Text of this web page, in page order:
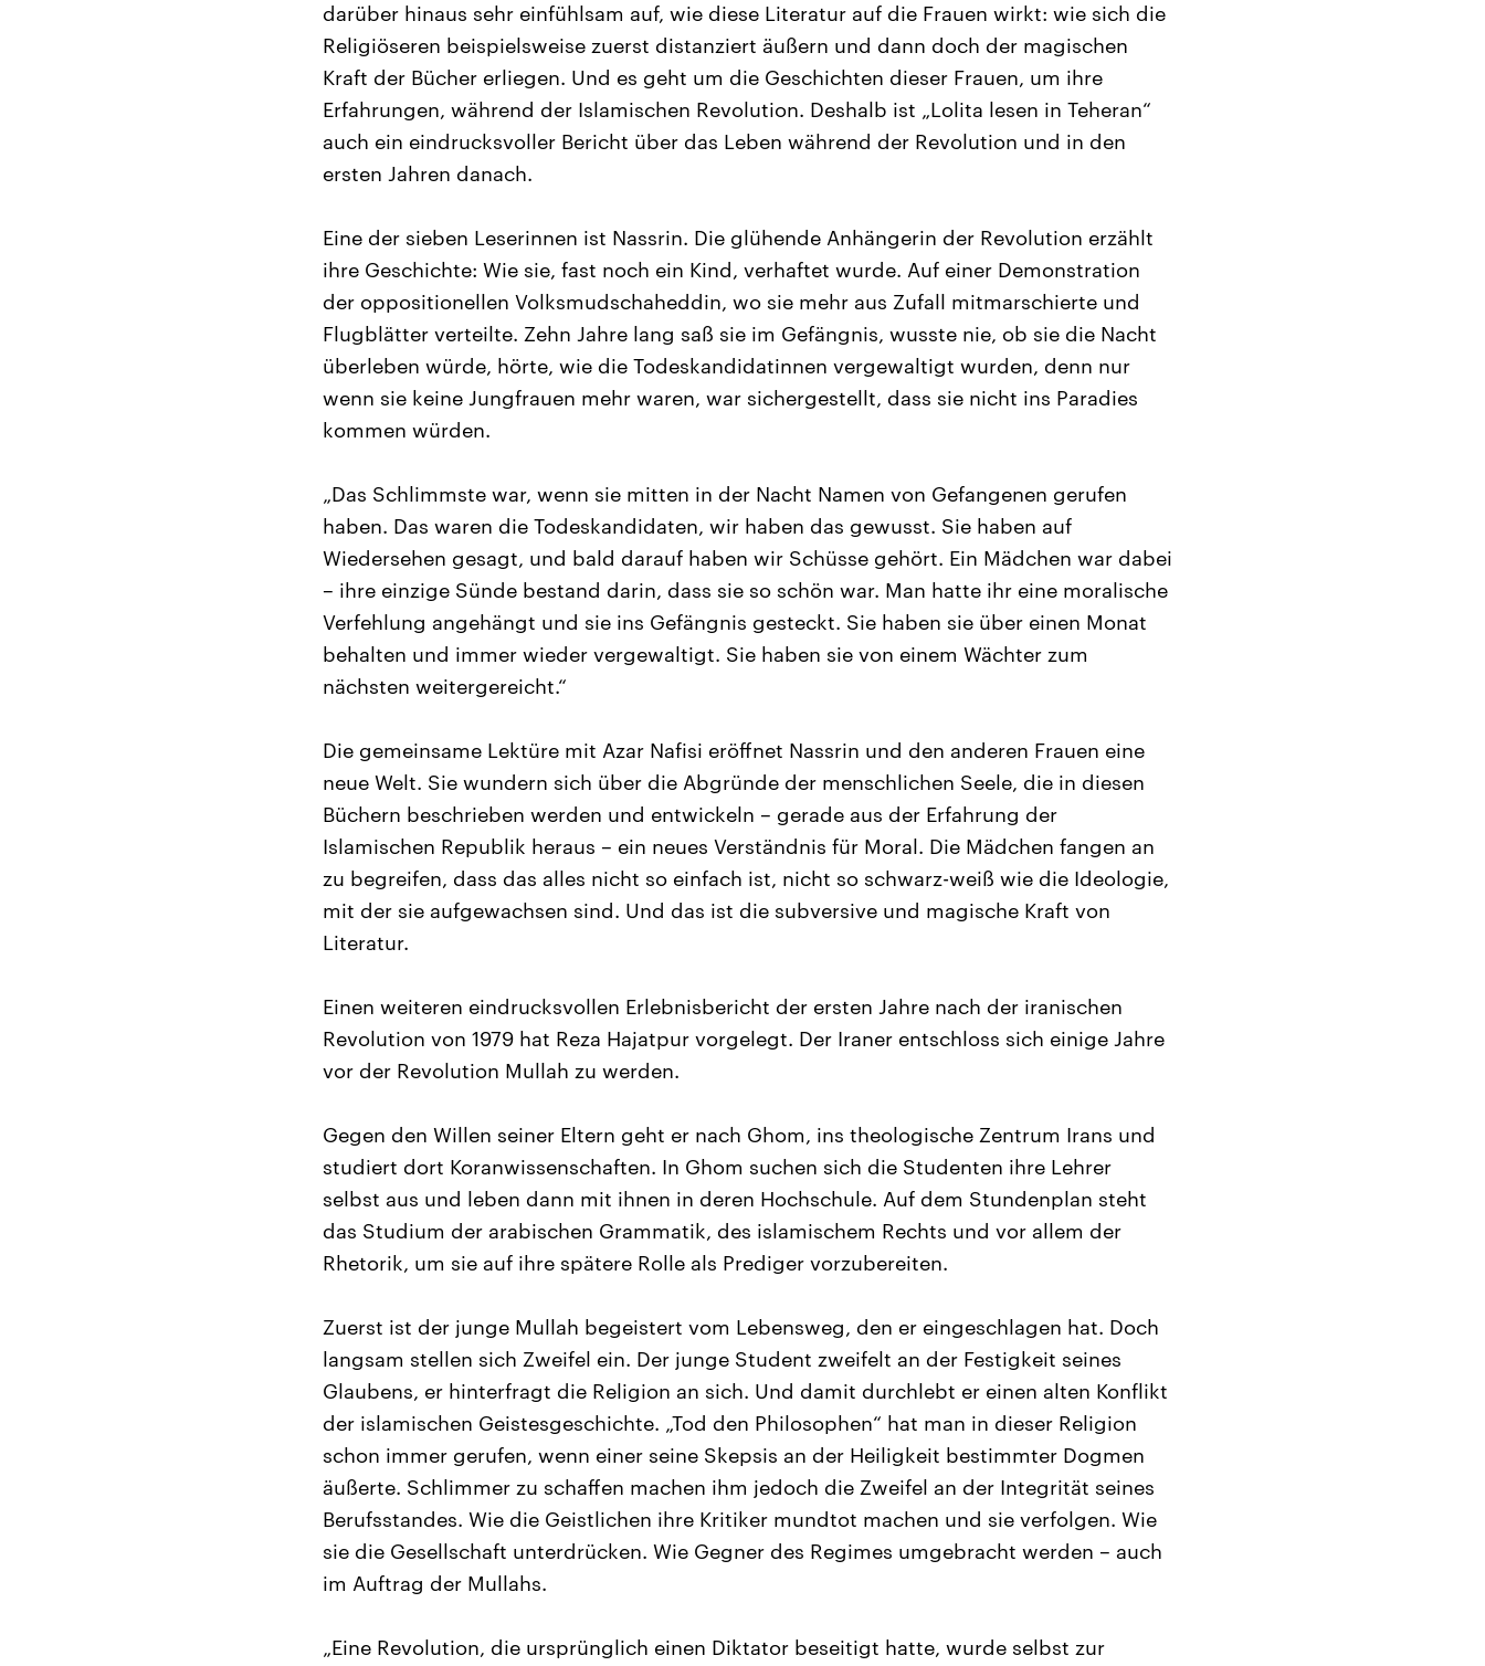
darüber hinaus sehr einfühlsam auf, wie diese Literatur auf die Frauen wirkt: wie sich die
Religiöseren beispielsweise zuerst distanziert äußern und dann doch der magischen
Kraft der Bücher erliegen. Und es geht um die Geschichten dieser Frauen, um ihre
Erfahrungen, während der Islamischen Revolution. Deshalb ist „Lolita lesen in Teheran“
auch ein eindrucksvoller Bericht über das Leben während der Revolution und in den
ersten Jahren danach.
Eine der sieben Leserinnen ist Nassrin. Die glühende Anhängerin der Revolution erzählt
ihre Geschichte: Wie sie, fast noch ein Kind, verhaftet wurde. Auf einer Demonstration
der oppositionellen Volksmudschaheddin, wo sie mehr aus Zufall mitmarschierte und
Flugblätter verteilte. Zehn Jahre lang saß sie im Gefängnis, wusste nie, ob sie die Nacht
überleben würde, hörte, wie die Todeskandidatinnen vergewaltigt wurden, denn nur
wenn sie keine Jungfrauen mehr waren, war sichergestellt, dass sie nicht ins Paradies
kommen würden.
„Das Schlimmste war, wenn sie mitten in der Nacht Namen von Gefangenen gerufen
haben. Das waren die Todeskandidaten, wir haben das gewusst. Sie haben auf
Wiedersehen gesagt, und bald darauf haben wir Schüsse gehört. Ein Mädchen war dabei
– ihre einzige Sünde bestand darin, dass sie so schön war. Man hatte ihr eine moralische
Verfehlung angehängt und sie ins Gefängnis gesteckt. Sie haben sie über einen Monat
behalten und immer wieder vergewaltigt. Sie haben sie von einem Wächter zum
nächsten weitergereicht.“
Die gemeinsame Lektüre mit Azar Nafisi eröffnet Nassrin und den anderen Frauen eine
neue Welt. Sie wundern sich über die Abgründe der menschlichen Seele, die in diesen
Büchern beschrieben werden und entwickeln – gerade aus der Erfahrung der
Islamischen Republik heraus – ein neues Verständnis für Moral. Die Mädchen fangen an
zu begreifen, dass das alles nicht so einfach ist, nicht so schwarz-weiß wie die Ideologie,
mit der sie aufgewachsen sind. Und das ist die subversive und magische Kraft von
Literatur.
Einen weiteren eindrucksvollen Erlebnisbericht der ersten Jahre nach der iranischen
Revolution von 1979 hat Reza Hajatpur vorgelegt. Der Iraner entschloss sich einige Jahre
vor der Revolution Mullah zu werden.
Gegen den Willen seiner Eltern geht er nach Ghom, ins theologische Zentrum Irans und
studiert dort Koranwissenschaften. In Ghom suchen sich die Studenten ihre Lehrer
selbst aus und leben dann mit ihnen in deren Hochschule. Auf dem Stundenplan steht
das Studium der arabischen Grammatik, des islamischem Rechts und vor allem der
Rhetorik, um sie auf ihre spätere Rolle als Prediger vorzubereiten.
Zuerst ist der junge Mullah begeistert vom Lebensweg, den er eingeschlagen hat. Doch
langsam stellen sich Zweifel ein. Der junge Student zweifelt an der Festigkeit seines
Glaubens, er hinterfragt die Religion an sich. Und damit durchlebt er einen alten Konflikt
der islamischen Geistesgeschichte. „Tod den Philosophen“ hat man in dieser Religion
schon immer gerufen, wenn einer seine Skepsis an der Heiligkeit bestimmter Dogmen
äußerte. Schlimmer zu schaffen machen ihm jedoch die Zweifel an der Integrität seines
Berufsstandes. Wie die Geistlichen ihre Kritiker mundtot machen und sie verfolgen. Wie
sie die Gesellschaft unterdrücken. Wie Gegner des Regimes umgebracht werden – auch
im Auftrag der Mullahs.
„Eine Revolution, die ursprünglich einen Diktator beseitigt hatte, wurde selbst zur